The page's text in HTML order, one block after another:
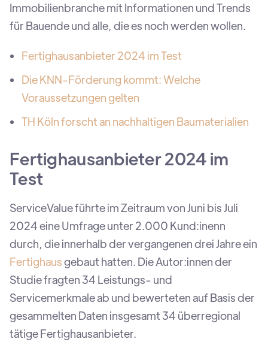
Immobilienbranche mit Informationen und Trends
für Bauende und alle, die es noch werden wollen.
Fertighausanbieter 2024 im Test
Die KNN-Förderung kommt: Welche
Voraussetzungen gelten
TH Köln forscht an nachhaltigen Baumaterialien
Fertighausanbieter 2024 im
Test
ServiceValue führte im Zeitraum von Juni bis Juli
2024 eine Umfrage unter 2.000 Kund:inenn
durch, die innerhalb der vergangenen drei Jahre ein
Fertighausgebaut hatten. Die Autor:innen der
Studie fragten 34 Leistungs- und
Servicemerkmale ab und bewerteten auf Basis der
gesammelten Daten insgesamt 34 überregional
tätige Fertighausanbieter.